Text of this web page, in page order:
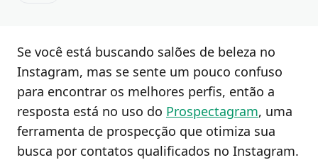
Se você está buscando salões de beleza no
Instagram, mas se sente um pouco confuso
para encontrar os melhores perfis, então a
resposta está no uso do Prospectagram, uma
ferramenta de prospecção que otimiza sua
busca por contatos qualificados no Instagram.